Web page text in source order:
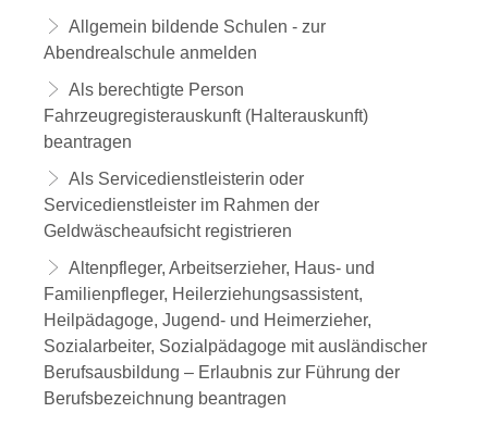
Allgemein bildende Schulen - zur
Abendrealschule anmelden
Als berechtigte Person
Fahrzeugregisterauskunft (Halterauskunft)
beantragen
Als Servicedienstleisterin oder
Servicedienstleister im Rahmen der
Geldwäscheaufsicht registrieren
Altenpfleger, Arbeitserzieher, Haus- und
Familienpfleger, Heilerziehungsassistent,
Heilpädagoge, Jugend- und Heimerzieher,
Sozialarbeiter, Sozialpädagoge mit ausländischer
Berufsausbildung – Erlaubnis zur Führung der
Berufsbezeichnung beantragen